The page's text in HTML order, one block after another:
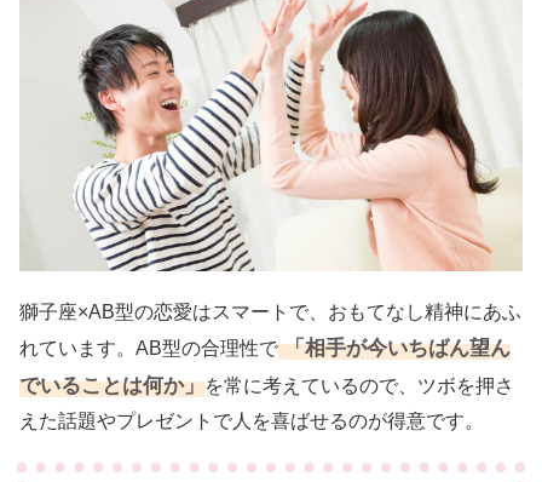
獅子座×AB型の恋愛はスマートで、おもてなし精神にあふ
れています。AB型の合理性で 「相手が今いちばん望ん
でいることは何か」を常に考えているので、ツボを押さ
えた話題やプレゼントで人を喜ばせるのが得意です。